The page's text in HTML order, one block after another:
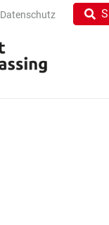
Datenschutz